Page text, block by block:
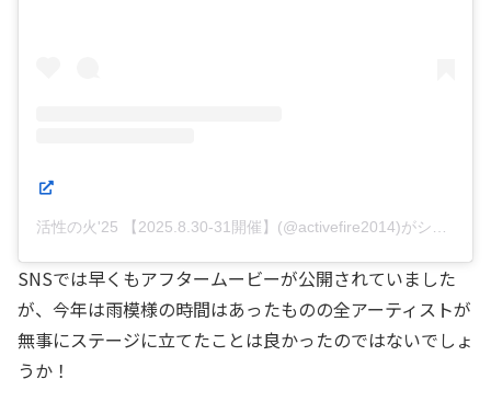
SNSでは早くもアフタームービーが公開されていました
が、今年は雨模様の時間はあったものの全アーティストが
無事にステージに立てたことは良かったのではないでしょ
うか！